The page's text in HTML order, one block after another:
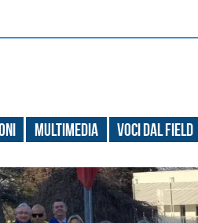
Multimedia Voci dal field